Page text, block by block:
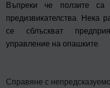
Въпреки че ползите са
предизвикателства. Нека
се сблъскват
управление на опашките.
Справяне с